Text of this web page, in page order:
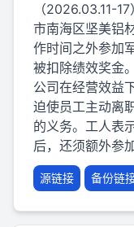
（2026.03.11-
市南海区坚美铝
作时间之外参加
被扣除绩效奖金
公司在经营效益
迫使员工主动离
的义务。工人表
后，还须额外参
源链接 备份链